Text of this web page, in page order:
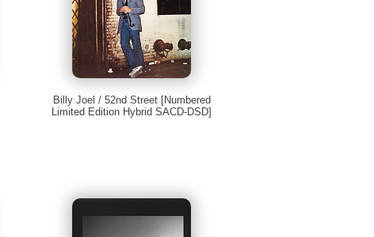
Billy Joel / 52nd Street [Numbered
Limited Edition Hybrid SACD-DSD]